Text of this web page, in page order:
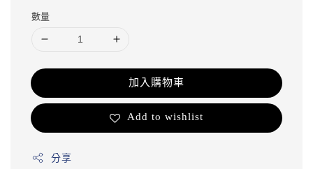
數量
加入購物車
Add to wishlist
分享